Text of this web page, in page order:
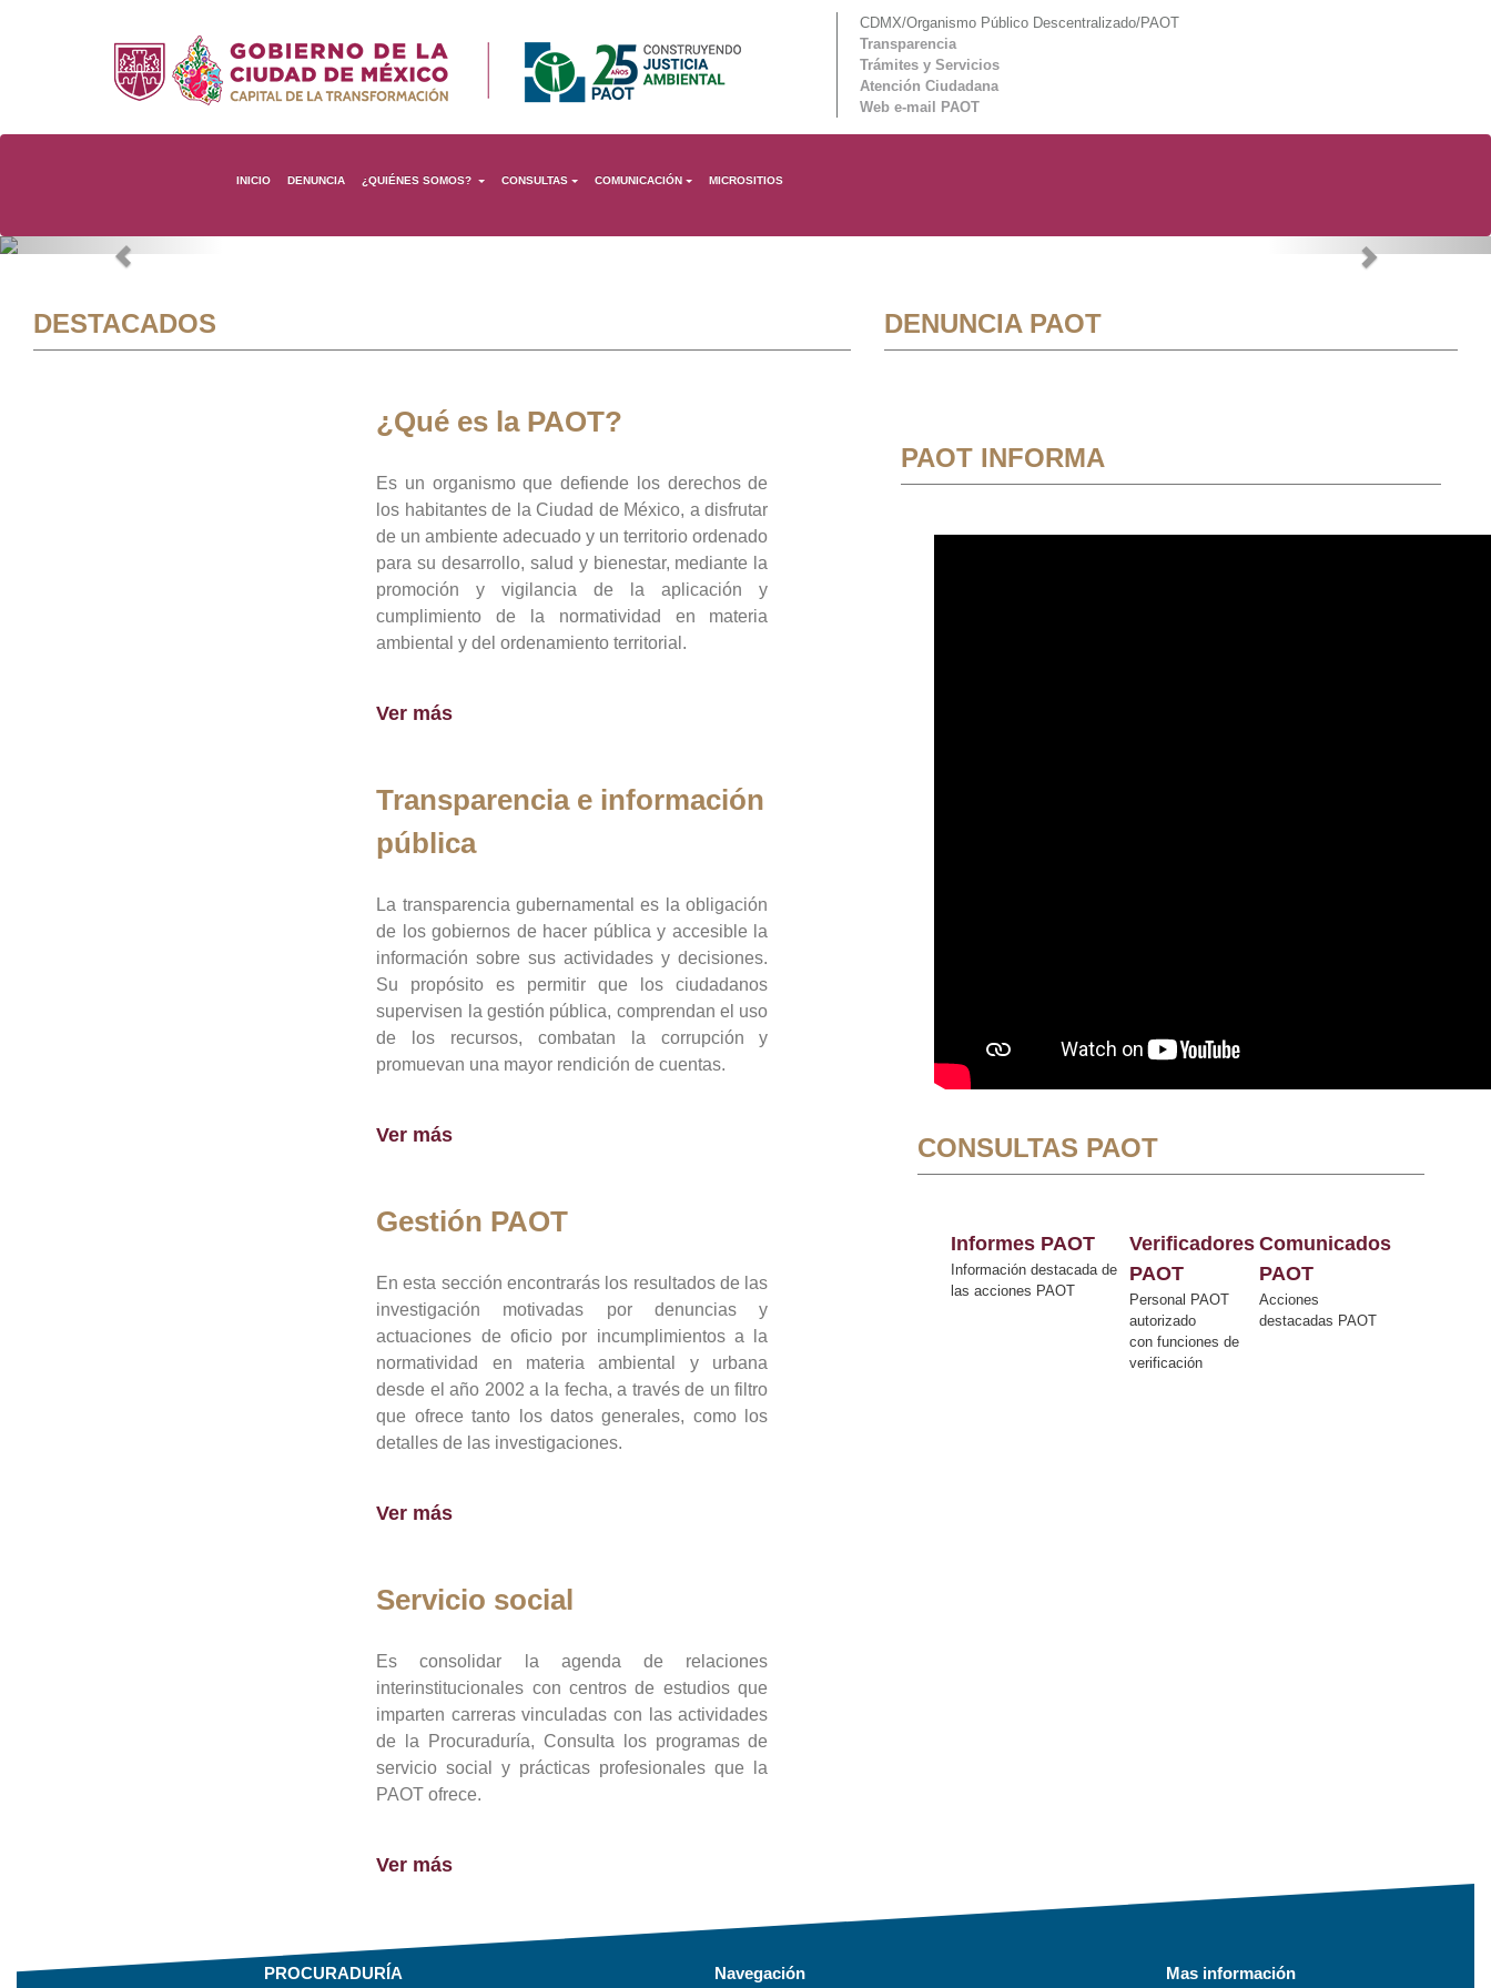
CDMX/Organismo Público Descentralizado/PAOT
Transparencia
Trámites y Servicios
Atención Ciudadana
Web e-mail PAOT
INICIO DENUNCIA ¿QUIÉNES SOMOS? CONSULTAS COMUNICACIÓN MICROSITIOS
Previous Next
DESTACADOS
¿Qué es la PAOT?
Es un organismo que defiende los derechos de
los habitantes de la Ciudad de México, a disfrutar
de un ambiente adecuado y un territorio ordenado
para su desarrollo, salud y bienestar, mediante la
promoción y vigilancia de la aplicación y
cumplimiento de la normatividad en materia
ambiental y del ordenamiento territorial.
Ver más
Transparencia e información
pública
La transparencia gubernamental es la obligación
de los gobiernos de hacer pública y accesible la
información sobre sus actividades y decisiones.
Su propósito es permitir que los ciudadanos
supervisen la gestión pública, comprendan el uso
de los recursos, combatan la corrupción y
promuevan una mayor rendición de cuentas.
Ver más
Gestión PAOT
En esta sección encontrarás los resultados de las
investigación motivadas por denuncias y
actuaciones de oficio por incumplimientos a la
normatividad en materia ambiental y urbana
desde el año 2002 a la fecha, a través de un filtro
que ofrece tanto los datos generales, como los
detalles de las investigaciones.
Ver más
Servicio social
Es consolidar la agenda de relaciones
interinstitucionales con centros de estudios que
imparten carreras vinculadas con las actividades
de la Procuraduría, Consulta los programas de
servicio social y prácticas profesionales que la
PAOT ofrece.
Ver más
DENUNCIA PAOT
PAOT INFORMA
CONSULTAS PAOT
Informes PAOT
Información destacada de
las acciones PAOT
Verificadores
PAOT
Personal PAOT
autorizado
con funciones de
verificación
Comunicados
PAOT
Acciones
destacadas PAOT
PROCURADURÍA Navegación Mas información